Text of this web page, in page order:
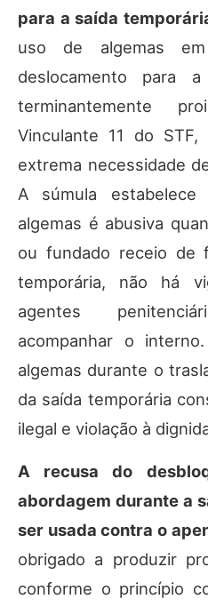
para a saída
uso de algemas
deslocamento para
terminantemente
Vinculante 11 do
extrema necessidade
A súmula
algemas é abusiva
ou fundado receio de
temporária, não há
agentes
acompanhar o
algemas durante o
da saída temporária
ilegal e violação à
A recusa do
abordagem durante a
ser usada contra o
obrigado a produzir
conforme o princípio